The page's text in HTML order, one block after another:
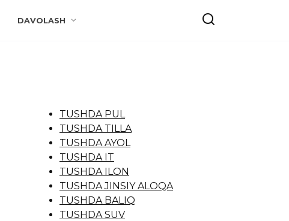
DAVOLASH
TUSHDA PUL
TUSHDA TILLA
TUSHDA AYOL
TUSHDA IT
TUSHDA ILON
TUSHDA JINSIY ALOQA
TUSHDA BALIQ
TUSHDA SUV